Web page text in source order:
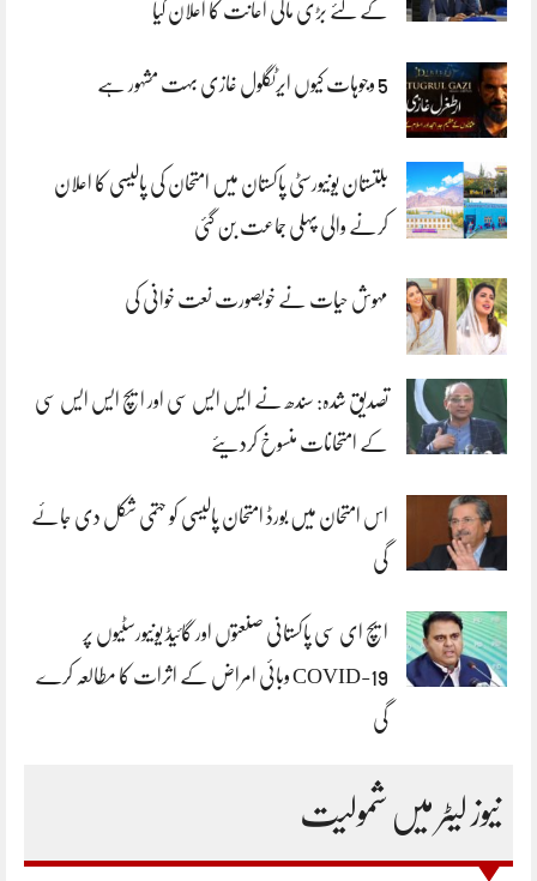
کے لئے بڑی مالی اعانت کا اعلان کیا
5 وجوہات کیوں ایرٹگلول غازی بہت مشہور ہے
بلتستان یونیورسٹی پاکستان میں امتحان کی پالیسی کا اعلان
کرنے والی پہلی جماعت بن گئی
مہوش حیات نے خوبصورت نعت خوانی کی
تصدیق شدہ: سندھ نے ایس ایس سی اور ایچ ایس ایس سی
کے امتحانات منسوخ کردیئے
اس امتحان میں بورڈ امتحان پالیسی کو حتمی شکل دی جائے
گی
ایچ ای سی پاکستانی صنعتوں اور گائیڈ یونیورسٹیوں پر
COVID-19 وبائی امراض کے اثرات کا مطالعہ کرے
گی
نیوز لیٹر میں شمولیت